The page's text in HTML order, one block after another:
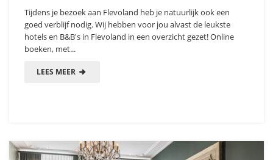
Tijdens je bezoek aan Flevoland heb je natuurlijk ook een
goed verblijf nodig. Wij hebben voor jou alvast de leukste
hotels en B&B's in Flevoland in een overzicht gezet! Online
boeken, met...
LEES MEER